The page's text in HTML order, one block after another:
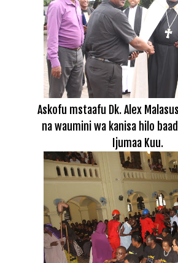
Askofu mstaafu Dk. Alex
na waumini wa kanisa hilo
Ijumaa Kuu.